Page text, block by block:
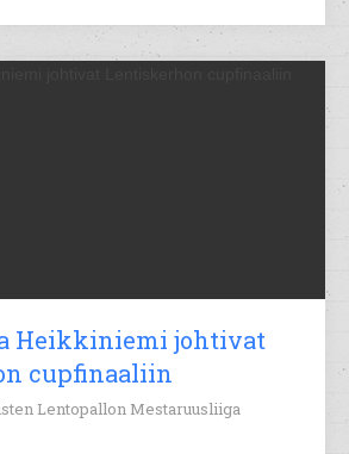
Heikkiniemi johtivat
cupfinaaliin
Lentopallon Mestaruusliiga